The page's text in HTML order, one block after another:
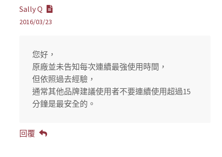
Sally Q
2016/03/23
您好，
原廠並未告知每次連續最強使用時間，
但依照過去經驗，
通常其他品牌建議使用者不要連續使用超過15
分鐘是最安全的。
回覆